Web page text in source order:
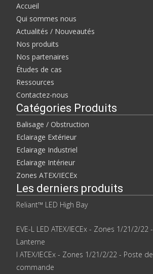
Accueil
Qui sommes nous
Actualités / Nouveautés
Nos produits
Nos partenaires
Études de cas
Ressources
Contactez-nous
Catégories Produits
Balisage / Obstruction
Eclairage Extérieur
Eclairage Industriel
Eclairage Intérieur
Zones ATEX/IECEx
Les derniers produits
Reliant™ LED High Bay
EVE-L LED ATEX/IECEx - Zones 1/21/2/22 -
Lanterne
I ATEX/IECEx - Zones 1/21/2/22 - Poste de
commande